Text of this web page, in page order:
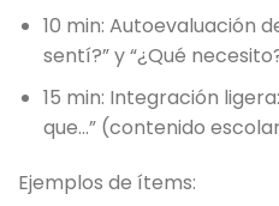
10 min: Autoevaluación
sentí?” y “¿Qué
15 min: Integración
que…” (contenido
Ejemplos de ítems: